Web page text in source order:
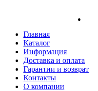
Главная
Каталог
Информация
Доставка и оплата
Гарантии и возврат
Контакты
О компании